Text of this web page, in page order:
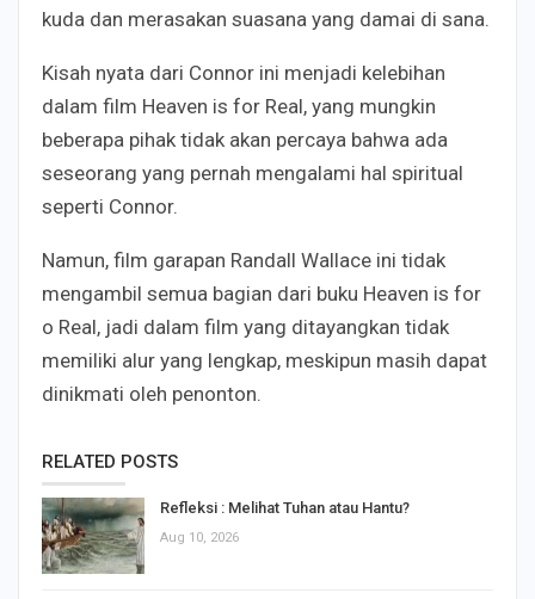
kuda dan merasakan suasana yang damai di sana.
Kisah nyata dari Connor ini menjadi kelebihan
dalam film Heaven is for Real, yang mungkin
beberapa pihak tidak akan percaya bahwa ada
seseorang yang pernah mengalami hal spiritual
seperti Connor.
Namun, film garapan Randall Wallace ini tidak
mengambil semua bagian dari buku Heaven is for
o Real, jadi dalam film yang ditayangkan tidak
memiliki alur yang lengkap, meskipun masih dapat
dinikmati oleh penonton.
RELATED POSTS
Refleksi : Melihat Tuhan atau Hantu?
Aug 10, 2026